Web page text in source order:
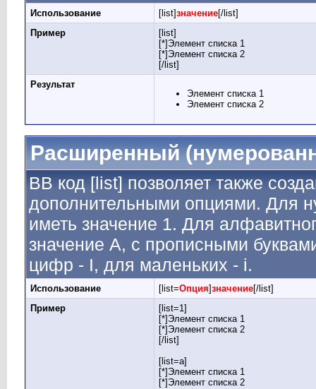
Использование [list]значение[/list]
Пример
[list]
[*]Элемент списка 1
[*]Элемент списка 2
[/list]
Результат
Элемент списка 1
Элемент списка 2
Расширенный
BB код [list] позволяет также
дополнительными опциями. Для
иметь значение 1. Для
значение A, с прописными
цифр - I, для маленьких - i.
Использование [list=Опция]значение[/list]
Пример
[list=1]
[*]Элемент списка 1
[*]Элемент списка 2
[/list]
[list=a]
[*]Элемент списка 1
[*]Элемент списка 2